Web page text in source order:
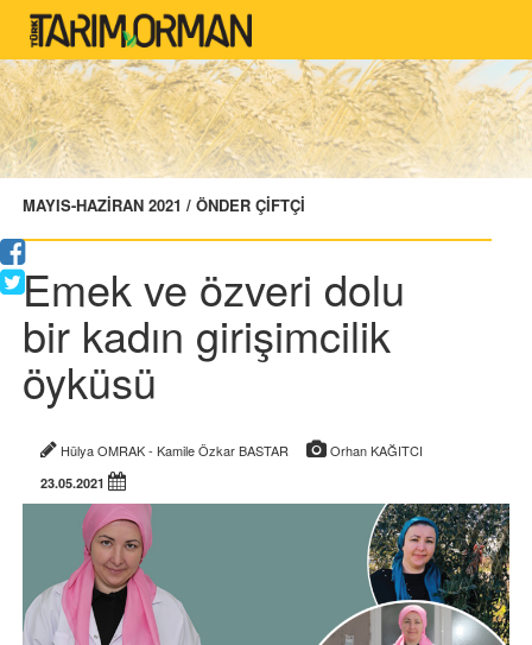
MAYIS-HAZİRAN 2021 / ÖNDER ÇİFTÇİ
Emek ve özveri dolu
bir kadın girişimcilik
öyküsü
Hülya OMRAK - Kamile Özkar BASTAR Orhan KAĞITCI
23.05.2021